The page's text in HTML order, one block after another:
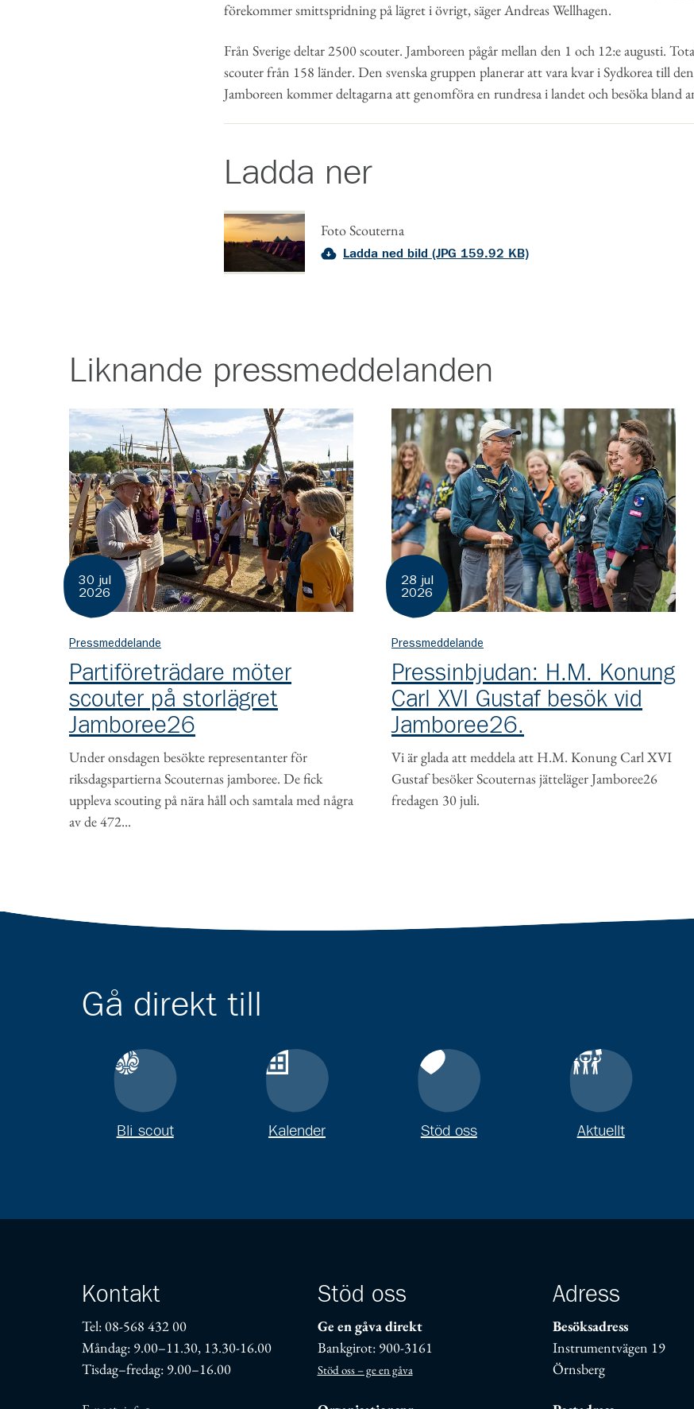
förekommer smittspridning på lägret i övrigt, säger Andreas Wellhagen.
Från Sverige deltar 2500 scouter. Jamboreen pågår mellan den 1 och 12:e augusti.
scouter från 158 länder. Den svenska gruppen planerar att vara kvar i Sydkorea till
Jamboreen kommer deltagarna att genomföra en rundresa i landet och besöka bland
Ladda ner
Foto Scouterna
Ladda ned bild (JPG 159.92 KB)
Liknande pressmeddelanden
30 jul
2026
Pressmeddelande
Partiföreträdare möter
scouter på storlägret
Jamboree26
Under onsdagen besökte representanter för
riksdagspartierna Scouternas jamboree. De fick
uppleva scouting på nära håll och samtala med några
av de 472...
28 jul
2026
Pressmeddelande
Pressinbjudan: H.M. Konung
Carl XVI Gustaf besök vid
Jamboree26.
Vi är glada att meddela att H.M. Konung Carl XVI
Gustaf besöker Scouternas jätteläger Jamboree26
fredagen 30 juli.
Gå direkt till
Bli scout Kalender Stöd oss Aktuellt
Kontakt
Tel: 08-568 432 00
Måndag: 9.00–11.30, 13.30-16.00
Tisdag–fredag: 9.00–16.00
Stöd oss
Ge en gåva direkt
Bankgirot: 900-3161
Stöd oss – ge en gåva
Adress
Besöksadress
Instrumentvägen 19
Örnsberg